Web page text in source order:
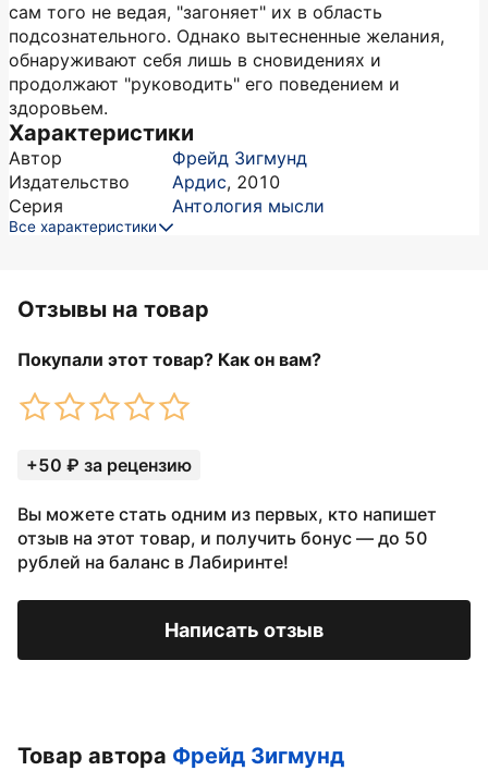
сам того не ведая, "загоняет" их в область
подсознательного. Однако вытесненные желания,
обнаруживают себя лишь в сновидениях и
продолжают "руководить" его поведением и
здоровьем.
Характеристики
Автор
Фрейд Зигмунд
Издательство
Ардис, 2010
Серия
Антология мысли
Все характеристики
Отзывы на товар
Покупали этот товар? Как он вам?
+50 ₽ за рецензию
Вы можете стать одним из первых, кто напишет
отзыв на этот товар, и получить бонус — до 50
рублей на баланс в Лабиринте!
Написать отзыв
Товар автора Фрейд Зигмунд